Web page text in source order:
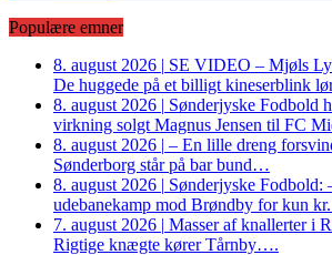
Populære emner
8. august 2026 | SE VIDEO – Mjøls
De huggede på et billigt kineserblink
8. august 2026 | Sønderjyske Fodbold
virkning solgt Magnus Jensen til FC
8. august 2026 | – En lille dreng
Sønderborg står på bar bund…
8. august 2026 | Sønderjyske Fodbold:
udebanekamp mod Brøndby for kun
7. august 2026 | Masser af knallerter i
Rigtige knægte kører Tårnby….